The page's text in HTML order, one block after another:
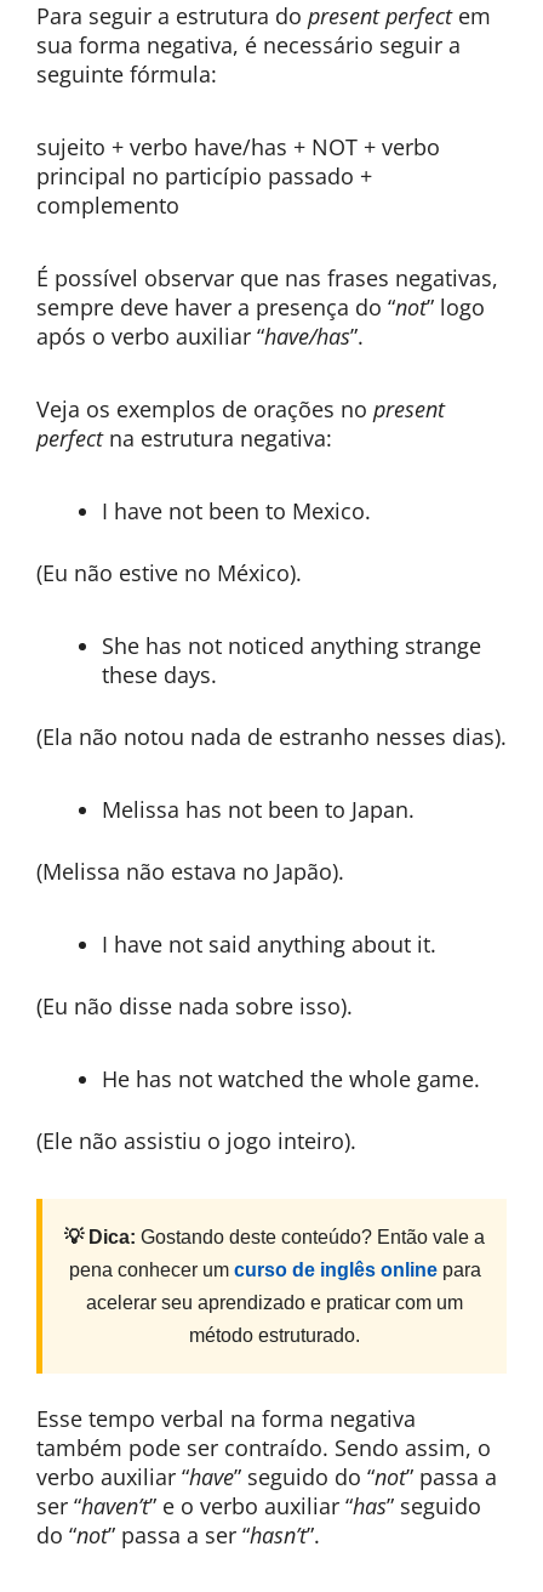
Para seguir a estrutura do present perfect em
sua forma negativa, é necessário seguir a
seguinte fórmula:
sujeito + verbo have/has + NOT + verbo
principal no particípio passado +
complemento
É possível observar que nas frases negativas,
sempre deve haver a presença do “not” logo
após o verbo auxiliar “have/has”.
Veja os exemplos de orações no present
perfect na estrutura negativa:
I have not been to Mexico.
(Eu não estive no México).
She has not noticed anything strange
these days.
(Ela não notou nada de estranho nesses dias).
Melissa has not been to Japan.
(Melissa não estava no Japão).
I have not said anything about it.
(Eu não disse nada sobre isso).
He has not watched the whole game.
(Ele não assistiu o jogo inteiro).
💡 Dica: Gostando deste conteúdo? Então vale a
pena conhecer um curso de inglês onlinepara
acelerar seu aprendizado e praticar com um
método estruturado.
Esse tempo verbal na forma negativa
também pode ser contraído. Sendo assim, o
verbo auxiliar “have” seguido do “not” passa a
ser “haven’t” e o verbo auxiliar “has” seguido
do “not” passa a ser “hasn’t”.